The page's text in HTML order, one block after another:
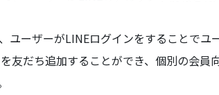
ユーザーがLINEログインをすることでユ
友だち追加することができ、個別の会員